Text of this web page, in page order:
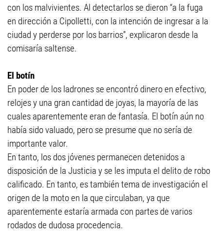
con los malvivientes. Al detectarlos se dieron “a la fuga
en dirección a Cipolletti, con la intención de ingresar a la
ciudad y perderse por los barrios”, explicaron desde la
comisaría saltense.
El botín
En poder de los ladrones se encontró dinero en efectivo,
relojes y una gran cantidad de joyas, la mayoría de las
cuales aparentemente eran de fantasía. El botín aún no
había sido valuado, pero se presume que no sería de
importante valor.
En tanto, los dos jóvenes permanecen detenidos a
disposición de la Justicia y se les imputa el delito de robo
calificado. En tanto, es también tema de investigación el
origen de la moto en la que circulaban, ya que
aparentemente estaría armada con partes de varios
rodados de dudosa procedencia.